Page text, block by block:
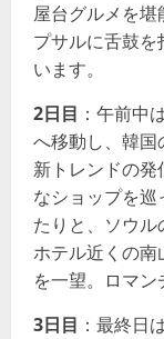
屋台グルメを
プサルに舌鼓
います。
2日目 ：午前中
へ移動し、韓国
新トレンドの
なショップを
たりと、ソウル
ホテル近くの
を一望。ロマン
3日目 ：最終日